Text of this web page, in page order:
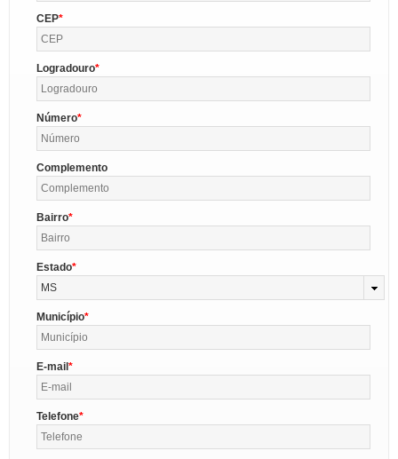
CEP
Logradouro
Número
Complemento
Bairro
Estado
MS
Município
E-mail
Telefone